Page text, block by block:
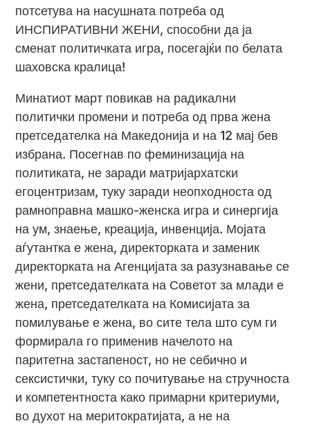
потсетува на насушната потреба од
ИНСПИРАТИВНИ ЖЕНИ, способни да ја
сменат политичката игра, посегајќи по белата
шаховска кралица!
Минатиот март повикав на радикални
политички промени и потреба од прва жена
претседателка на Македонија и на 12 мај бев
избрана. Посегнав по феминизација на
политиката, не заради матријархатски
егоцентризам, туку заради неопходноста од
рамноправна машко-женска игра и синергија
на ум, знаење, креација, инвенција. Мојата
аѓутантка е жена, директорката и заменик
директорката на Агенцијата за разузнавање се
жени, претседателката на Советот за млади е
жена, претседателката на Комисијата за
помилување е жена, во сите тела што сум ги
формирала го применив начелото на
паритетна застапеност, но не себично и
сексистички, туку со почитување на стручноста
и компетентноста како примарни критериуми,
во духот на меритократијата, а не на